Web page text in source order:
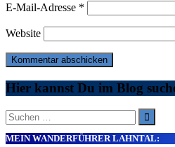
E-Mail-Adresse *
Website
Hier kannst Du im Blog
Suche
nach:
MEIN WANDERFÜHRER LAHNTAL: